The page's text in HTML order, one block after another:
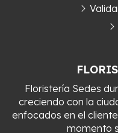
Floristería Sedes
creciendo con la
enfocados en el
momento